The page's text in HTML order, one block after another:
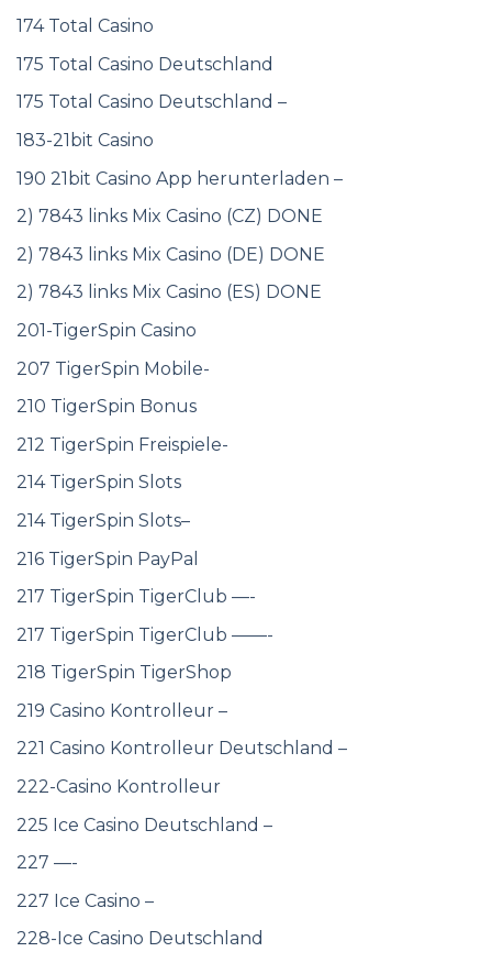
174 Total Casino
175 Total Casino Deutschland
175 Total Casino Deutschland –
183-21bit Casino
190 21bit Casino App herunterladen –
2) 7843 links Mix Casino (CZ) DONE
2) 7843 links Mix Casino (DE) DONE
2) 7843 links Mix Casino (ES) DONE
201-TigerSpin Casino
207 TigerSpin Mobile-
210 TigerSpin Bonus
212 TigerSpin Freispiele-
214 TigerSpin Slots
214 TigerSpin Slots–
216 TigerSpin PayPal
217 TigerSpin TigerClub —-
217 TigerSpin TigerClub ——-
218 TigerSpin TigerShop
219 Casino Kontrolleur –
221 Casino Kontrolleur Deutschland –
222-Casino Kontrolleur
225 Ice Casino Deutschland –
227 —-
227 Ice Casino –
228-Ice Casino Deutschland